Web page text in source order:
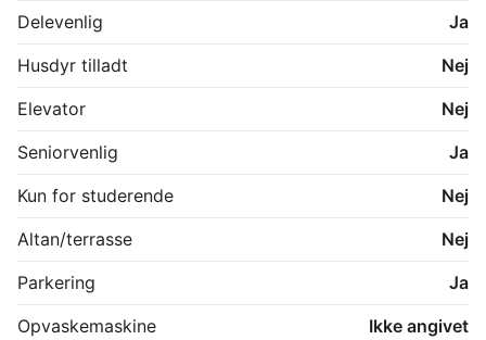
Delevenlig
Ja
Husdyr tilladt
Nej
Elevator
Nej
Seniorvenlig
Ja
Kun for studerende
Nej
Altan/terrasse
Nej
Parkering
Ja
Opvaskemaskine
Ikke angivet